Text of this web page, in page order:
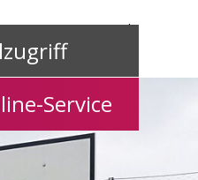
Home Kontakt
Service